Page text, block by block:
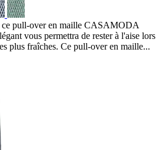
ce pull-over en maille CASAMODA
vous permettra de rester à l'aise lors
plus fraîches. Ce pull-over en maille...